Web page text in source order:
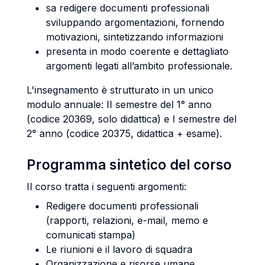
sa redigere documenti professionali
sviluppando argomentazioni, fornendo
motivazioni, sintetizzando informazioni
presenta in modo coerente e dettagliato
argomenti legati all’ambito professionale.
L'insegnamento è strutturato in un unico
modulo annuale: II semestre del 1° anno
(codice 20369, solo didattica) e I semestre del
2° anno (codice 20375, didattica + esame).
Programma sintetico del corso
Il corso tratta i seguenti argomenti:
Redigere documenti professionali
(rapporti, relazioni, e-mail, memo e
comunicati stampa)
Le riunioni e il lavoro di squadra